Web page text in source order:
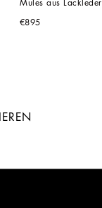
Mules aus Lackleder
€895